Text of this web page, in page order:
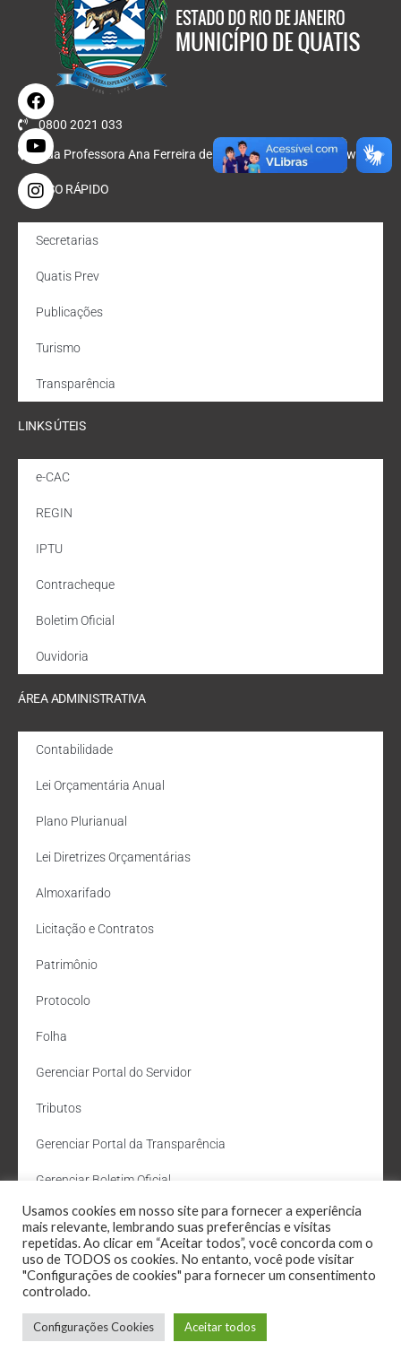
0800 2021 033
Rua Professora Ana Ferreira de Oliveira, Nº 47, Bondarowsky
ACESSO RÁPIDO
Secretarias
Quatis Prev
Publicações
Turismo
Transparência
LINKS ÚTEIS
e-CAC
REGIN
IPTU
Contracheque
Boletim Oficial
Ouvidoria
ÁREA ADMINISTRATIVA
Contabilidade
Lei Orçamentária Anual
Plano Plurianual
Lei Diretrizes Orçamentárias
Almoxarifado
Licitação e Contratos
Patrimônio
Protocolo
Folha
Gerenciar Portal do Servidor
Tributos
Gerenciar Portal da Transparência
Gerenciar Boletim Oficial
Departamento de Água e Esgoto
Administração Site
Webmail
Usamos cookies em nosso site para fornecer a experiência
mais relevante, lembrando suas preferências e visitas
repetidas. Ao clicar em “Aceitar todos”, você concorda com o
uso de TODOS os cookies. No entanto, você pode visitar
"Configurações de cookies" para fornecer um consentimento
controlado.
Configurações Cookies Aceitar todos